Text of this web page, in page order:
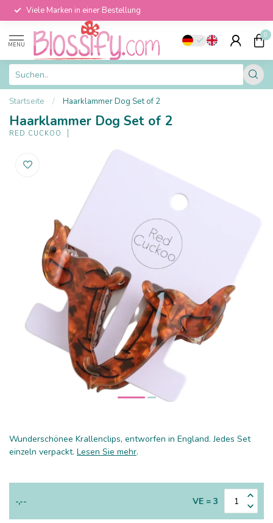
Viele Marken in einer Bestellung
MENU
0
Startseite / Haarklammer Dog Set of 2
Haarklammer Dog Set of 2
RED CUCKOO
Wunderschönee Krallenclips, entworfen in England. Jedes Set
einzeln verpackt. Lesen Sie mehr.
-,-- VE = 3